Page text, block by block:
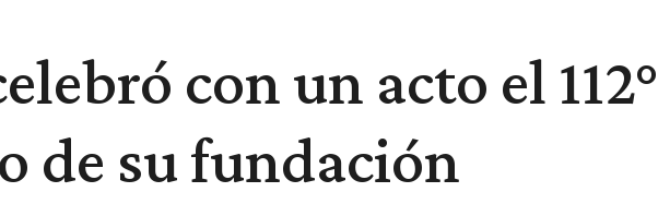
con un acto el 112°
de su fundación